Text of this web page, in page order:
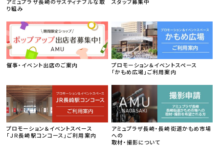
り組み
催事・イベント出店のご案内
プロモーション＆イベントスペース
「かもめ広場」ご利用案内
プロモーション＆イベントスペース
「ＪＲ長崎駅コンコース」ご利用案内
アミュプラザ長崎・長崎街道かもめ市場
への
取材・撮影について